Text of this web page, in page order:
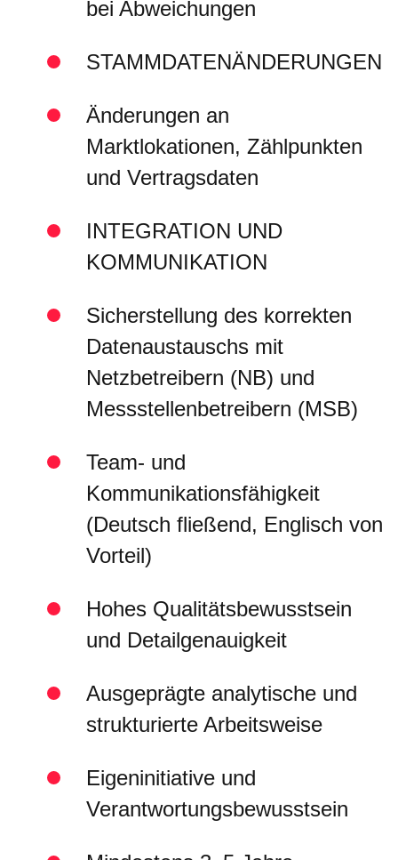
bei Abweichungen
STAMMDATENÄNDERUNGEN
Änderungen an
Marktlokationen, Zählpunkten
und Vertragsdaten
INTEGRATION UND
KOMMUNIKATION
Sicherstellung des korrekten
Datenaustauschs mit
Netzbetreibern (NB) und
Messstellenbetreibern (MSB)
Team- und
Kommunikationsfähigkeit
(Deutsch fließend, Englisch von
Vorteil)
Hohes Qualitätsbewusstsein
und Detailgenauigkeit
Ausgeprägte analytische und
strukturierte Arbeitsweise
Eigeninitiative und
Verantwortungsbewusstsein